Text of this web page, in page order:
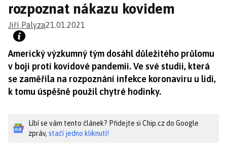
rozpoznat nákazu kovidem
Jiří Palyza21.01.2021
Americký výzkumný tým dosáhl důležitého průlomu
v boji proti kovidové pandemii. Ve své studii, která
se zaměřila na rozpoznání infekce koronaviru u lidí,
k tomu úspěšně použil chytré hodinky.
Líbí se vám tento článek? Přidejte si Chip.cz do Google
zpráv, stačí jedno kliknutí!